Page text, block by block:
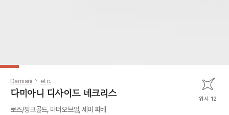
Damiani etc.
다미아니 디사이드 네크리스 위시 12
로즈/핑크골드, 마더오브펄, 세미 파베